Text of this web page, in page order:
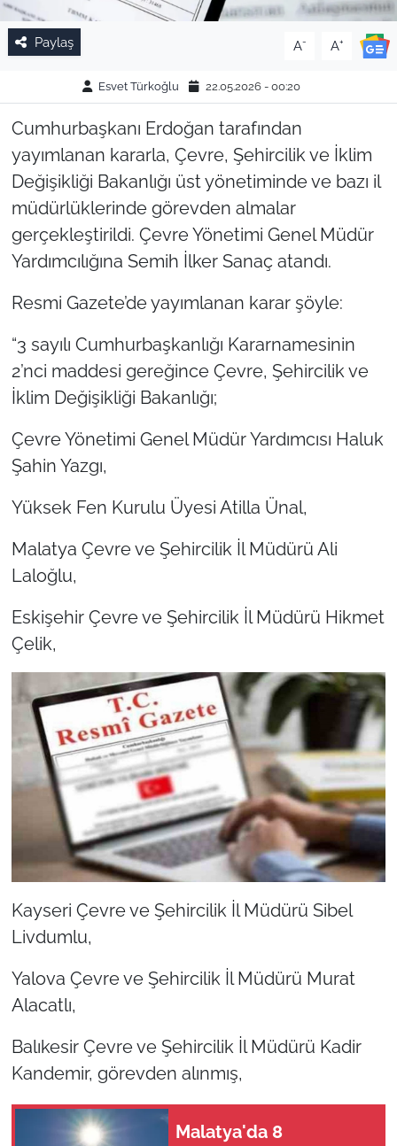
Paylaş A- A+
Esvet Türkoğlu 22.05.2026 - 00:20
Cumhurbaşkanı Erdoğan tarafından
yayımlanan kararla, Çevre, Şehircilik ve İklim
Değişikliği Bakanlığı üst yönetiminde ve bazı il
müdürlüklerinde görevden almalar
gerçekleştirildi. Çevre Yönetimi Genel Müdür
Yardımcılığına Semih İlker Sanaç atandı.
Resmi Gazete’de yayımlanan karar şöyle:
“3 sayılı Cumhurbaşkanlığı Kararnamesinin
2’nci maddesi gereğince Çevre, Şehircilik ve
İklim Değişikliği Bakanlığı;
Çevre Yönetimi Genel Müdür Yardımcısı Haluk
Şahin Yazgı,
Yüksek Fen Kurulu Üyesi Atilla Ünal,
Malatya Çevre ve Şehircilik İl Müdürü Ali
Laloğlu,
Eskişehir Çevre ve Şehircilik İl Müdürü Hikmet
Çelik,
Kayseri Çevre ve Şehircilik İl Müdürü Sibel
Livdumlu,
Yalova Çevre ve Şehircilik İl Müdürü Murat
Alacatlı,
Balıkesir Çevre ve Şehircilik İl Müdürü Kadir
Kandemir, görevden alınmış,
Malatya'da 8